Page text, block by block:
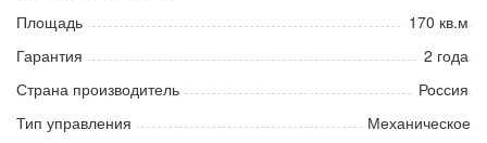
Площадь
170 кв.м
Гарантия
2 года
Страна производитель
Россия
Тип управления
Механическое